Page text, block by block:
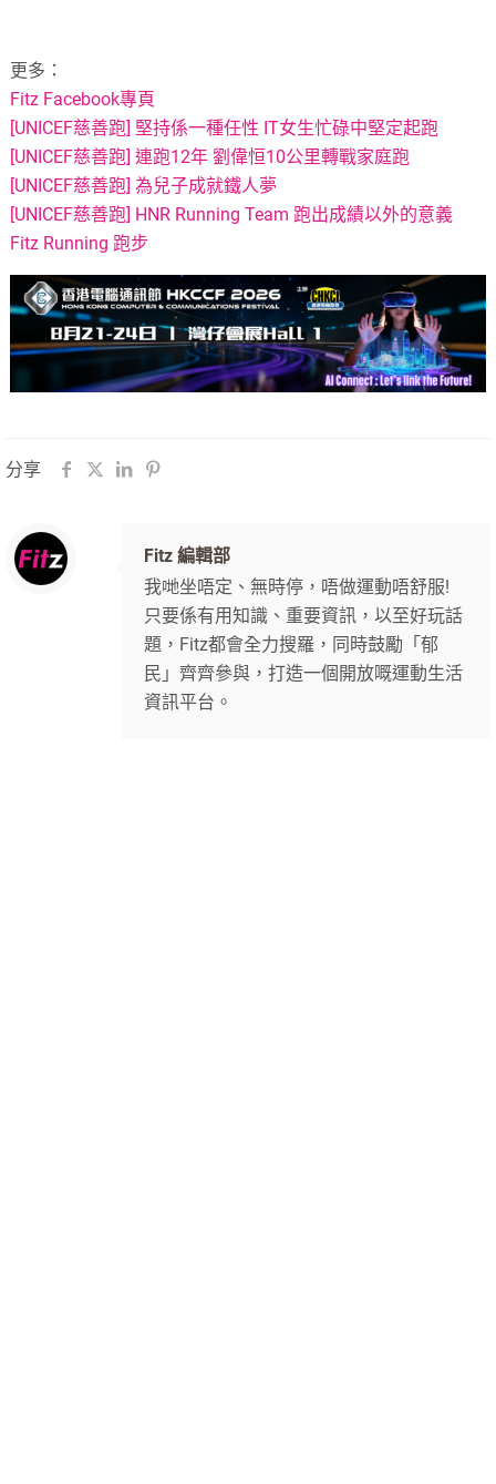
更多：
Fitz Facebook專頁
[UNICEF慈善跑] 堅持係一種任性 IT女生忙碌中堅定起跑
[UNICEF慈善跑] 連跑12年 劉偉恒10公里轉戰家庭跑
[UNICEF慈善跑] 為兒子成就鐵人夢
[UNICEF慈善跑] HNR Running Team 跑出成績以外的意義
Fitz Running 跑步
分享
Fitz 編輯部
我哋坐唔定、無時停，唔做運動唔舒服!
只要係有用知識、重要資訊，以至好玩話
題，Fitz都會全力搜羅，同時鼓勵「郁
民」齊齊參與，打造一個開放嘅運動生活
資訊平台。